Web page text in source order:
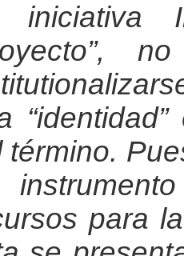
iniciativa
término.
para